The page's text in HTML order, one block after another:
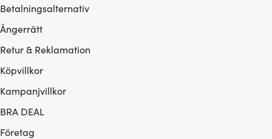
Betalningsalternativ
Ångerrätt
Retur & Reklamation
Köpvillkor
Kampanjvillkor
BRA DEAL
Företag